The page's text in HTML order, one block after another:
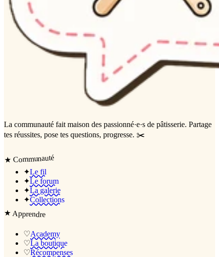
La communauté fait maison des passionné·e·s de pâtisserie. Partage
tes réussites, pose tes questions, progresse. ✂️
★ Communauté
✦Le fil
✦Le forum
✦La galerie
✦Collections
★Apprendre
♡Academy
♡La boutique
♡Récompenses